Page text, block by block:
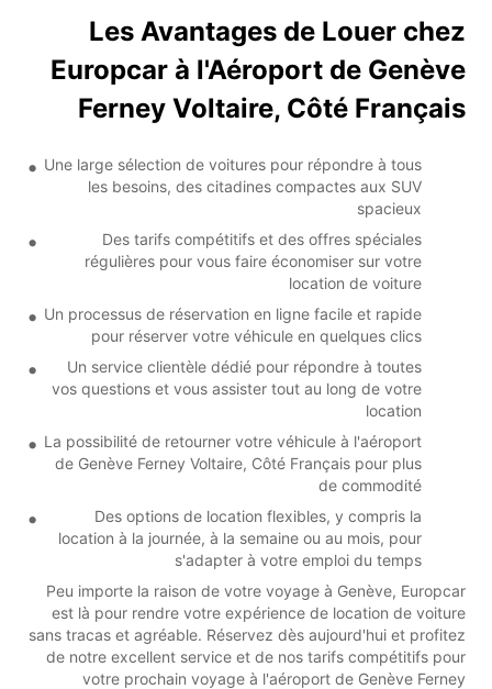
Les Avantages de Louer chez
Europcar à l'Aéroport de Genève
Ferney Voltaire, Côté Français
Une large sélection de voitures pour répondre à tous
les besoins, des citadines compactes aux SUV
spacieux
Des tarifs compétitifs et des offres spéciales
régulières pour vous faire économiser sur votre
location de voiture
Un processus de réservation en ligne facile et rapide
pour réserver votre véhicule en quelques clics
Un service clientèle dédié pour répondre à toutes
vos questions et vous assister tout au long de votre
location
La possibilité de retourner votre véhicule à l'aéroport
de Genève Ferney Voltaire, Côté Français pour plus
de commodité
Des options de location flexibles, y compris la
location à la journée, à la semaine ou au mois, pour
s'adapter à votre emploi du temps
Peu importe la raison de votre voyage à Genève, Europcar
est là pour rendre votre expérience de location de voiture
sans tracas et agréable. Réservez dès aujourd'hui et profitez
de notre excellent service et de nos tarifs compétitifs pour
votre prochain voyage à l'aéroport de Genève Ferney